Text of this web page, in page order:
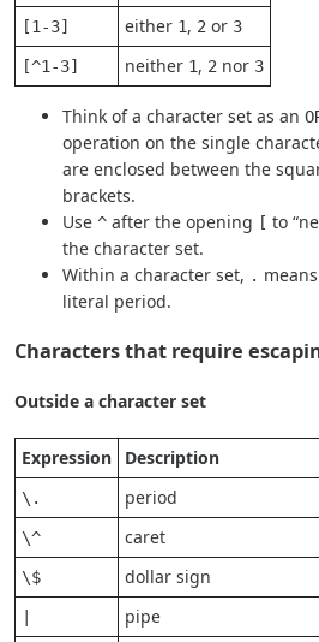
[1-3] either 1, 2 or 3
[^1-3] neither 1, 2 nor 3
Think of a character set as an
operation on the single
are enclosed between the
brackets.
Use^ after the opening [ to
the character set.
Within a character set, .
literal period.
Characters that require
Outside a character set
Expression Description
\. period
\^ caret
\$ dollar sign
pipe